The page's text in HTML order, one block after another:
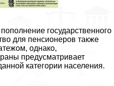
государственного
для пенсионеров также
однако,
предусматривает
категории населения.